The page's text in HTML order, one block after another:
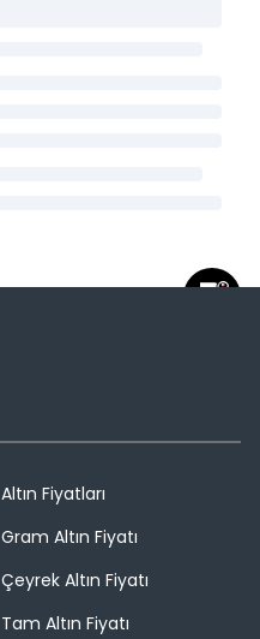
Altın Fiyatları
Gram Altın Fiyatı
Çeyrek Altın Fiyatı
Tam Altın Fiyatı